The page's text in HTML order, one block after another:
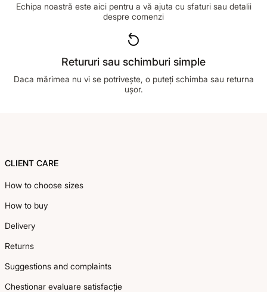
Echipa noastră este aici pentru a vă ajuta cu sfaturi sau detalii
despre comenzi
Retururi sau schimburi simple
Daca mărimea nu vi se potrivește, o puteți schimba sau returna
ușor.
CLIENT CARE
How to choose sizes
How to buy
Delivery
Returns
Suggestions and complaints
Chestionar evaluare satisfacție